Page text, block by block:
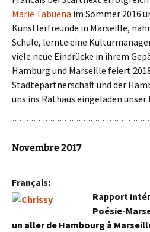
Marie Tabuena im Sommer 2016
Künstlerfreunde in Marseille,
Schule, lernte eine
viele neue Eindrücke in ihrem
Hamburg und Marseille feiert
Städtepartnerschaft und der
uns ins Rathaus eingeladen
Novembre 2017
Français:
Rapport
Poésie-
un aller de Hambourg à